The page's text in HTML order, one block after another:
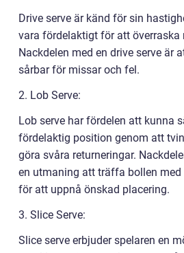
Drive serve är känd för sin
vara fördelaktigt för att överraska
Nackdelen med en drive serve är
sårbar för missar och fel.
2. Lob Serve:
Lob serve har fördelen att kunna
fördelaktig position genom att
göra svåra returneringar.
en utmaning att träffa bollen
för att uppnå önskad placering.
3. Slice Serve:
Slice serve erbjuder spelaren en